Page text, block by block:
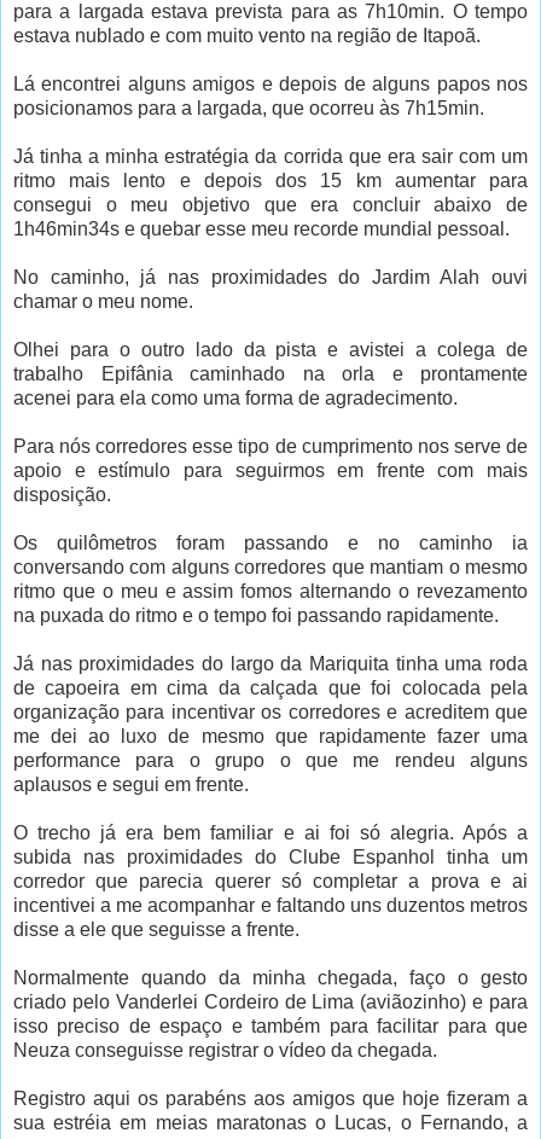
para a largada estava prevista para as 7h10min. O tempo
estava nublado e com muito vento na região de Itapoã.
Lá encontrei alguns amigos e depois de alguns papos nos
posicionamos para a largada, que ocorreu às 7h15min.
Já tinha a minha estratégia da corrida que era sair com um
ritmo mais lento e depois dos 15 km aumentar para
consegui o meu objetivo que era concluir abaixo de
1h46min34s e quebar esse meu recorde mundial pessoal.
No caminho, já nas proximidades do Jardim Alah ouvi
chamar o meu nome.
Olhei para o outro lado da pista e avistei a colega de
trabalho Epifânia caminhado na orla e prontamente
acenei para ela como uma forma de agradecimento.
Para nós corredores esse tipo de cumprimento nos serve de
apoio e estímulo para seguirmos em frente com mais
disposição.
Os quilômetros foram passando e no caminho ia
conversando com alguns corredores que mantiam o mesmo
ritmo que o meu e assim fomos alternando o revezamento
na puxada do ritmo e o tempo foi passando rapidamente.
Já nas proximidades do largo da Mariquita tinha uma roda
de capoeira em cima da calçada que foi colocada pela
organização para incentivar os corredores e acreditem que
me dei ao luxo de mesmo que rapidamente fazer uma
performance para o grupo o que me rendeu alguns
aplausos e segui em frente.
O trecho já era bem familiar e ai foi só alegria. Após a
subida nas proximidades do Clube Espanhol tinha um
corredor que parecia querer só completar a prova e ai
incentivei a me acompanhar e faltando uns duzentos metros
disse a ele que seguisse a frente.
Normalmente quando da minha chegada, faço o gesto
criado pelo Vanderlei Cordeiro de Lima (aviãozinho) e para
isso preciso de espaço e também para facilitar para que
Neuza conseguisse registrar o vídeo da chegada.
Registro aqui os parabéns aos amigos que hoje fizeram a
sua estréia em meias maratonas o Lucas, o Fernando, a